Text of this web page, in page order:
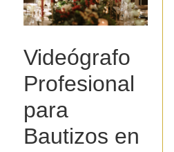
Videógrafo
Profesional
para
Bautizos en